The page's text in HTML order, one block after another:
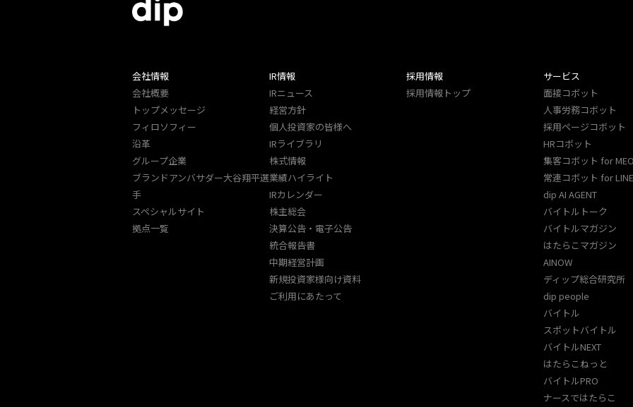
会社情報
会社概要
トップメッセージ
フィロソフィー
沿革
グループ企業
ブランドアンバサダー大谷翔平選
手
スペシャルサイト
拠点一覧
IR情報
IRニュース
経営方針
個人投資家の皆様へ
IRライブラリ
株式情報
業績ハイライト
IRカレンダー
株主総会
決算公告・電子公告
統合報告書
中期経営計画
新規投資家様向け資料
ご利用にあたって
採用情報
採用情報トップ
サービス
面接コボット
人事労務コボット​
採用ページコボット​
HRコボット
集客コボット for MEO
常連コボット for LINE​
dip AI AGENT
バイトルトーク
バイトルマガジン
はたらこマガジン
AINOW
ディップ総合研究所
dip people
バイトル
スポットバイトル
バイトルNEXT
はたらこねっと
バイトルPRO
ナースではたらこ